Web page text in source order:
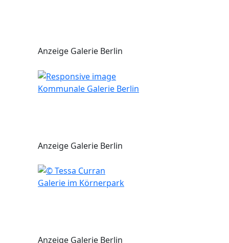
Anzeige Galerie Berlin
Kommunale Galerie Berlin
Anzeige Galerie Berlin
Galerie im Körnerpark
Anzeige Galerie Berlin